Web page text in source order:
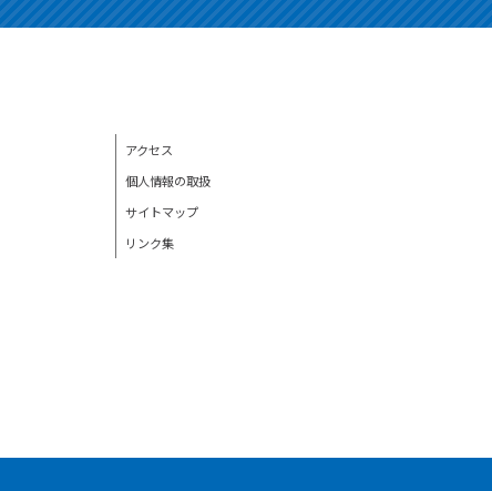
アクセス
個人情報の取扱
サイトマップ
リンク集